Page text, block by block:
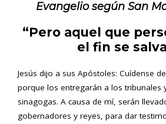
Evangelio según San
“Pero aquel que
el fin se
Jesús dijo a sus Apóstoles: Cuídense
porque los entregarán a los tribunales
sinagogas. A causa de mí, serán
gobernadores y reyes, para dar